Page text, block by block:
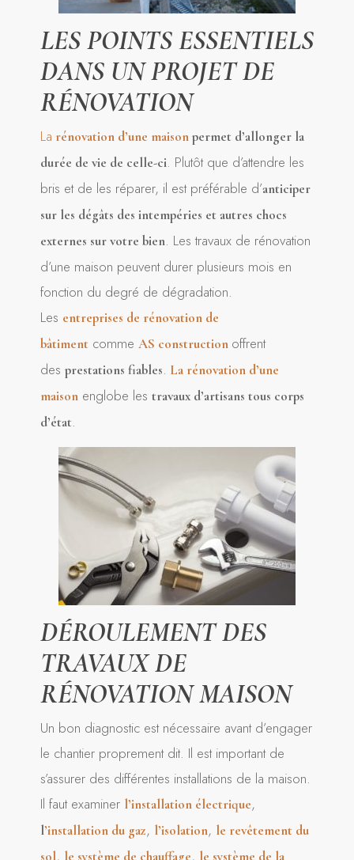
LES POINTS ESSENTIELS
DANS UN PROJET DE
RÉNOVATION
La rénovation d’une maisonpermet d’allonger la
durée de vie de celle-ci. Plutôt que d’attendre les
bris et de les réparer, il est préférable d’anticiper
sur les dégâts des intempéries et autres chocs
externes sur votre bien. Les travaux de rénovation
d’une maison peuvent durer plusieurs mois en
fonction du degré de dégradation.
Les entreprises de rénovation de
bâtimentcomme AS construction offrent
des prestations fiables. La rénovation d’une
maisonenglobe les travaux d’artisans tous corps
d’état.
DÉROULEMENT DES
TRAVAUX DE
RÉNOVATION MAISON
Un bon diagnostic est nécessaire avant d’engager
le chantier proprement dit. Il est important de
s’assurer des différentes installations de la maison.
Il faut examiner l’installation électrique,
l’installation du gaz, l’isolation, le revêtement du
sol, le système de chauffage, le système de la